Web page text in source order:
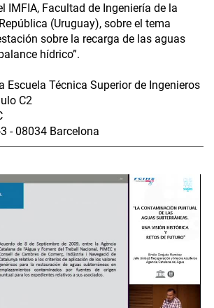
IMFIA, Facultad de Ingeniería de la
(Uruguay), sobre el tema
sobre la recarga de las aguas
hídrico”.
Escuela Técnica Superior de Ingenieros
C2
- 08034 Barcelona